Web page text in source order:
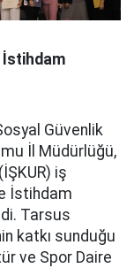
İstihdam
Güvenlik
İl Müdürlüğü,
iş
İstihdam
Tarsus
katkı sunduğu
ve Spor Daire